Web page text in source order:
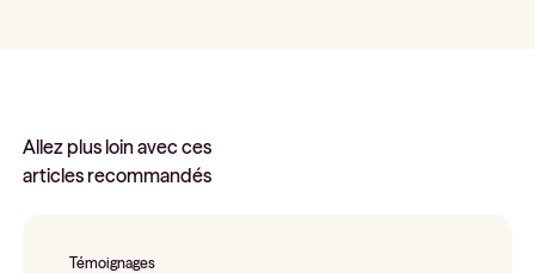
Allez plus loin avec ces
articles recommandés
Témoignages